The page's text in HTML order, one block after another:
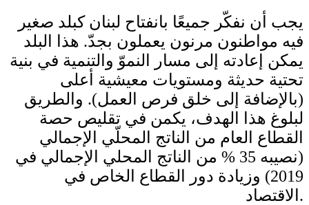
يجب أن نفكّر جميعًا بانفتاح لبنان كبلد صغير
فيه مواطنون مرنون يعملون بجدّ. هذا البلد
يمكن إعادته إلى مسار النموّ والتنمية في بنية
تحتية حديثة ومستويات معيشية أعلى
(بالإضافة إلى خلق فرص العمل). والطريق
لبلوغ هذا الهدف، يكمن في تقليص حصة
القطاع العام من الناتج المحلّي الإجمالي
(نصيبه 35 % من الناتج المحلي الإجمالي في
2019) وزيادة دور القطاع الخاص في
الاقتصاد.